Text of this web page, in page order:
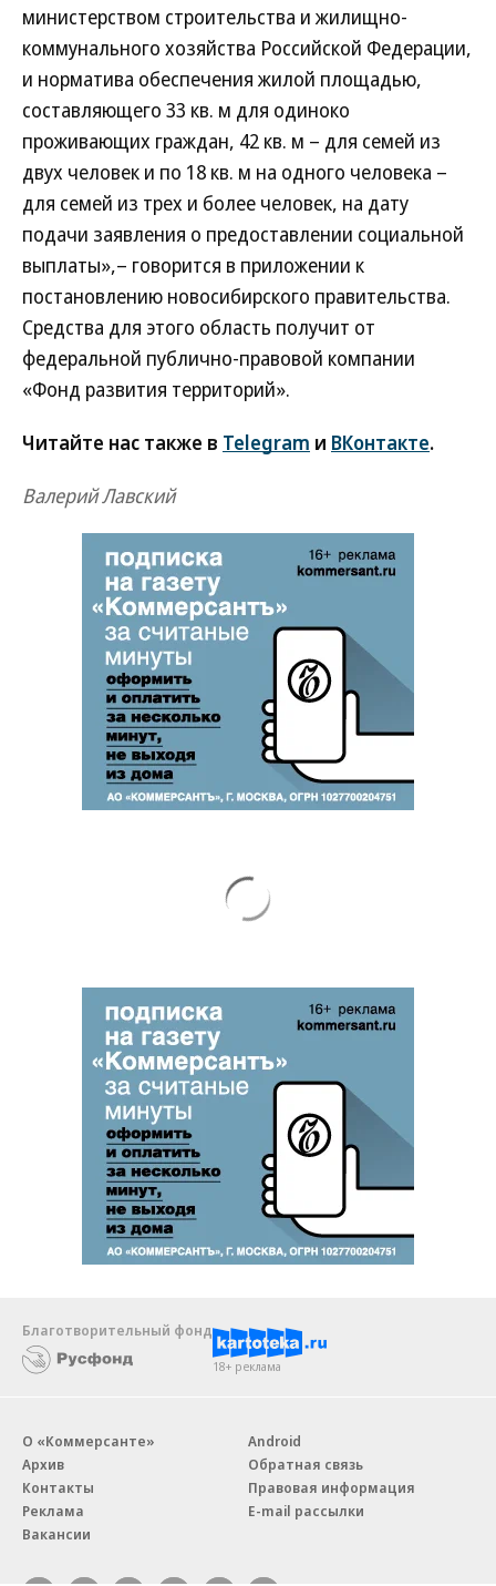
министерством строительства и жилищно-
коммунального хозяйства Российской Федерации,
и норматива обеспечения жилой площадью,
составляющего 33 кв. м для одиноко
проживающих граждан, 42 кв. м – для семей из
двух человек и по 18 кв. м на одного человека –
для семей из трех и более человек, на дату
подачи заявления о предоставлении социальной
выплаты»,– говорится в приложении к
постановлению новосибирского правительства.
Средства для этого область получит от
федеральной публично-правовой компании
«Фонд развития территорий».
Читайте нас также в Telegram и ВКонтакте.
Валерий Лавский
Благотворительный фонд
18+ реклама
О «Коммерсанте»
Архив
Контакты
Реклама
Вакансии
Android
Обратная связь
Правовая информация
E-mail рассылки